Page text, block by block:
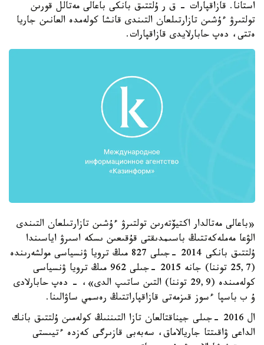
استانا. قازاقپارات - ق ر ۇلتتىق بانكى باعالى مەتالل قورىن
تولتىرۋ ءۇشىن تازارتىلعان التىندى قانشا كولەمدە العانىن جاريا
ەتتى، دەپ حابارلايدى قازاقپارات.
«باعالى مەتالدار اكتيۆتەرىن تولتىرۋ ءۇشىن تازارتىلعان التىندى
الۋعا مەملەكەتتىڭ باسىمدىقتى قۇقىعىن ىسكە اسىرۋ اياسىندا
ۇلتتىق بانكى 2014 -جىلى 827 مىڭ ترويا ۋنسياسى مولشەرىندە
(25,7 توننا) جانە 2015 -جىلى 962 مىڭ ترويا ۋنسياسى
كولەمىندە (29,9 توننا) التىن ساتىپ الدى»، - دەپ حابارلادى
ۇ ب باسپا ءسوز قىزمەتى قازاقپاراتتىڭ رەسمي ساۋالىنا.
ال 2016 -جىلى جيناقتالعان تازا التىننىڭ كولەمىن ۇلتتىق بانك
الداعى ۋاقىتتا جاريالاماق، سەبەبى قازىرگى كەزدە ءتيىستى